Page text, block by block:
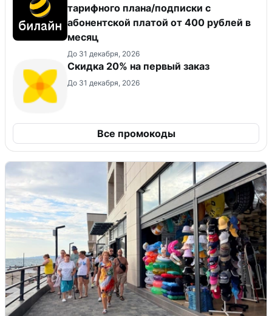
тарифного плана/подписки с
абонентской платой от 400 рублей в
месяц
До 31 декабря, 2026
​Скидка 20% на первый заказ
До 31 декабря, 2026
Все промокоды